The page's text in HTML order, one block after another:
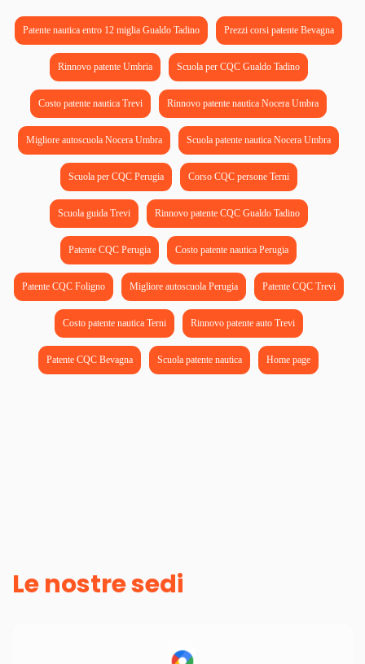
Patente nautica entro 12 miglia Gualdo Tadino Prezzi corsi patente Bevagna
Rinnovo patente Umbria Scuola per CQC Gualdo Tadino
Costo patente nautica Trevi Rinnovo patente nautica Nocera Umbra
Migliore autoscuola Nocera Umbra Scuola patente nautica Nocera Umbra
Scuola per CQC Perugia Corso CQC persone Terni
Scuola guida Trevi Rinnovo patente CQC Gualdo Tadino
Patente CQC Perugia Costo patente nautica Perugia
Patente CQC Foligno Migliore autoscuola Perugia Patente CQC Trevi
Costo patente nautica Terni Rinnovo patente auto Trevi
Patente CQC Bevagna Scuola patente nautica Home page
Le nostre sedi